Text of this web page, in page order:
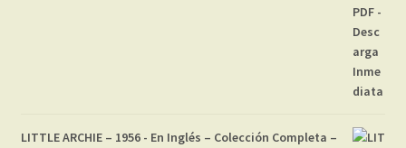
LITTLE ARCHIE – 1956 - En Inglés – Colección Completa –